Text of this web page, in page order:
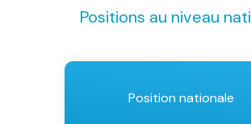
Positions au niveau
Position nationale